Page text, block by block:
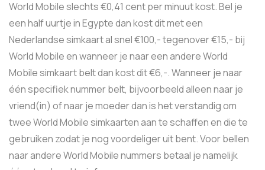
World Mobile slechts €0,41 cent per minuut kost. Bel je
een half uurtje in Egypte dan kost dit met een
Nederlandse simkaart al snel €100,- tegenover €15,- bij
World Mobile en wanneer je naar een andere World
Mobile simkaart belt dan kost dit €6,-. Wanneer je naar
één specifiek nummer belt, bijvoorbeeld alleen naar je
vriend(in) of naar je moeder dan is het verstandig om
twee World Mobile simkaarten aan te schaffen en die te
gebruiken zodat je nog voordeliger uit bent. Voor bellen
naar andere World Mobile nummers betaal je namelijk